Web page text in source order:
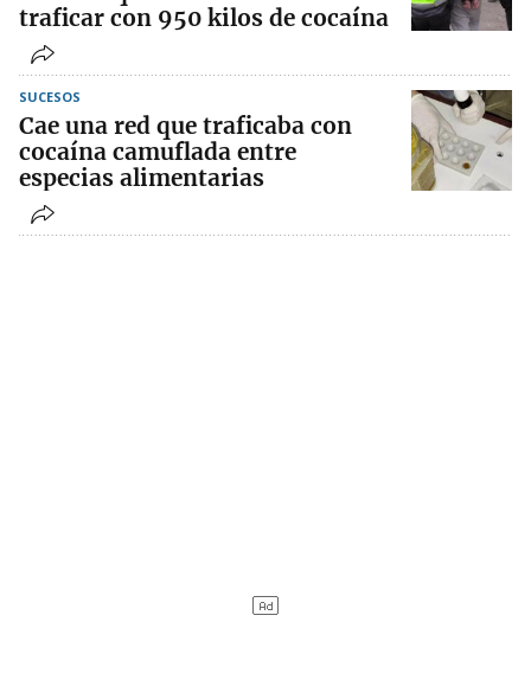
traficar con 950 kilos de cocaína
SUCESOS
Cae una red que traficaba con
cocaína camuflada entre
especias alimentarias